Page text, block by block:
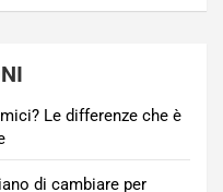
Le differenze che è
di cambiare per